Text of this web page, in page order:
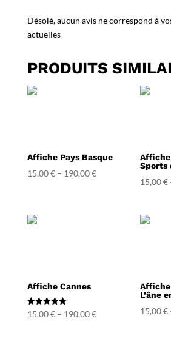
Désolé, aucun avis ne correspond à
actuelles
PRODUITS
Affiche Pays Basque
15,00€– 190,00€
Affiche
Sports
15,00€
Affiche Cannes
Note
5.00
15,00€– 190,00€
Affiche
L’âne
15,00€